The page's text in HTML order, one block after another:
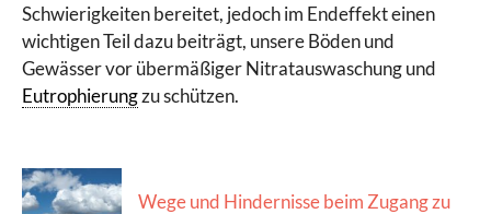
Schwierigkeiten bereitet, jedoch im Endeffekt einen
wichtigen Teil dazu beiträgt, unsere Böden und
Gewässer vor übermäßiger Nitratauswaschung und
Eutrophierungzu schützen.
Wege und Hindernisse beim Zugang zu